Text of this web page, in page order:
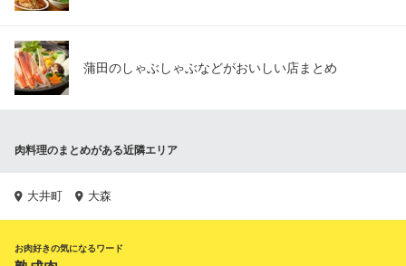
蒲田のしゃぶしゃぶなどがおいしい店まとめ
肉料理のまとめがある近隣エリア
大井町 大森
お肉好きの気になるワード